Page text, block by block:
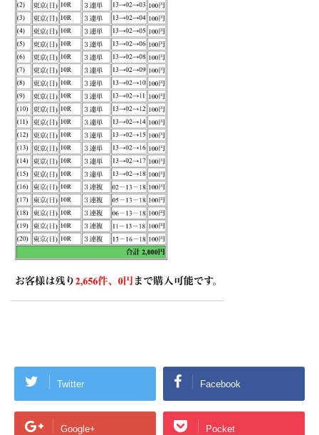
Twitter Facebook
Google+ Pocket